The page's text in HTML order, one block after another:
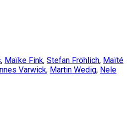
, Maïke Fink, Stefan Fröhlich, Maïté
Varwick, Martin Wedig, Nele